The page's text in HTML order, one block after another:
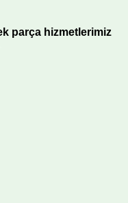
parça hizmetlerimiz